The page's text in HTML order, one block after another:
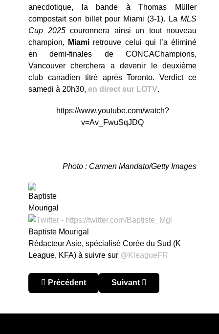
anecdotique, la bande à Thomas Müller
compostait son billet pour Miami (3-1). La MLS
Cup 2025 couronnera ainsi un tout nouveau
champion,
Miami retrouve celui qui l’a éliminé
en demi-finales de CONCAChampions,
Vancouver cherchera a devenir le deuxième
club canadien titré après Toronto. Verdict ce
samedi à 20h30, en direct sur LOTV.
https://www.youtube.com/watch?
v=Av_FwuSqJDQ
Photo : Carmen Mandato/Getty Images
Baptiste Mourigal
Rédacteur Asie, spécialisé Corée du Sud (K
League, KFA) à suivre sur @KleagueFR
Article précédent : MLS 2025 : la première étoile
Précédent Article suivant : MLS 2025 :
Suivant